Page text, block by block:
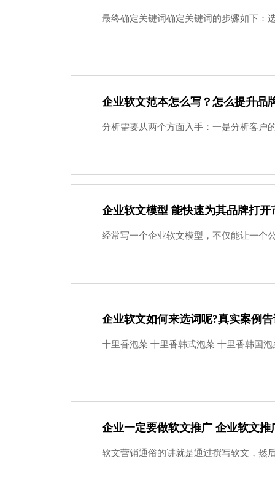
最终确定关键词确定关键词的步骤如下：
企业软文范本怎么写？怎么提升品
分析需要从两个方面入手：一是分析客户
企业软文模型 能快速为其品牌打开
经常写一个企业软文模型，不仅能让一个
企业软文如何来选词呢?真实案例
十里香泡菜 十里香韩式泡菜 十里香韩国
企业一定要做软文推广 企业软文推
软文营销通俗的讲就是通过撰写软文，然